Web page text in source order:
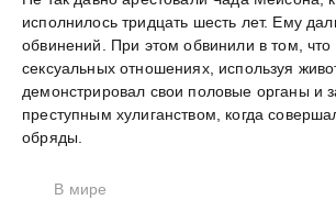
исполнилось тридцать шесть лет. Ему
обвинений. При этом обвинили в том, что
сексуальных отношениях, используя
демонстрировал свои половые органы и
преступным хулиганством, когда
обряды.
В мире